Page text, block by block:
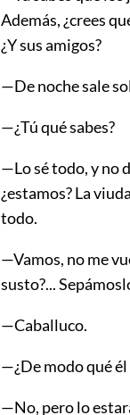
Además, ¿crees
¿Y sus amigos?
—De noche sale
—¿Tú qué sabes?
—Lo sé todo, y no
¿estamos? La
todo.
—Vamos, no me
susto?...
—Caballuco.
—¿De modo qué
—No, pero lo